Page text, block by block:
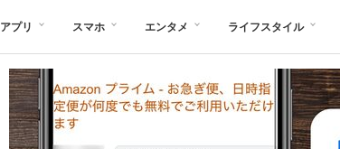
アプリ スマホ エンタメ ライフスタイル